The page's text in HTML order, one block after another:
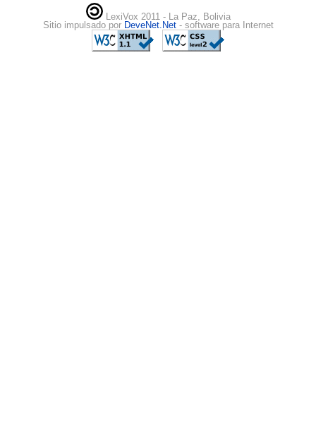
LexiVox 2011 - La Paz, Bolivia
Sitio impulsado por DeveNet.Net - software para Internet